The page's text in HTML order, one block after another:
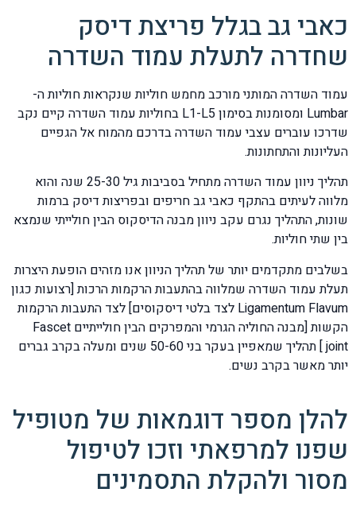
כאבי גב בגלל פריצת דיסק
שחדרה לתעלת עמוד השדרה
עמוד השדרה המותני מורכב מחמש חוליות שנקראות חוליות ה-
Lumbar ומסומנות בסימון L1-L5 בחוליות עמוד השדרה קיים נקב
שדרכו עוברים עצבי עמוד השדרה בדרכם מהמוח אל הגפיים
העליונות והתחתונות.
תהליך ניוון עמוד השדרה מתחיל בסביבות גיל 25-30 שנה והוא
מלווה לעיתים בהתקף כאבי גב חריפים ובפריצות דיסק ברמות
שונות, התהליך נגרם עקב ניוון מבנה הדיסקוס הבין חולייתי שנמצא
בין שתי חוליות.
בשלבים מתקדמים יותר של תהליך הניוון אנו מזהים הופעת היצרות
תעלת עמוד השדרה שמלווה בהתעבות הרקמות הרכות [רצועות כגון
Ligamentum Flavum לצד בלטי דיסקוסים] לצד התעבות הרקמות
הקשות [מבנה החוליה הגרמי והמפרקים הבין חולייתיים Fascet
joint ] תהליך שמאפיין בעקר בני 50-60 שנים ומעלה בקרב גברים
יותר מאשר בקרב נשים.
להלן מספר דוגמאות של מטופיל
שפנו למרפאתי וזכו לטיפול
מסור ולהקלת התסמינים